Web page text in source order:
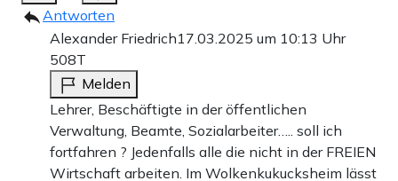
Antworten
Alexander Friedrich17.03.2025 um 10:13 Uhr
508T
Melden
Lehrer, Beschäftigte in der öffentlichen
Verwaltung, Beamte, Sozialarbeiter….. soll ich
fortfahren ? Jedenfalls alle die nicht in der FREIEN
Wirtschaft arbeiten. Im Wolkenkukucksheim lässt